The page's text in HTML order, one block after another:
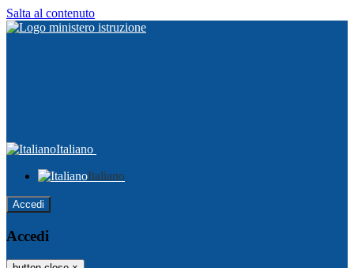
Salta al contenuto
Italiano
Italiano
Accedi
Accedi